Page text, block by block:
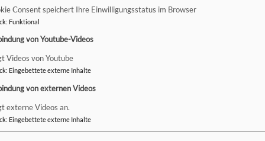
zum Nachdenken und Auftanken, Eltern oder Großeltern
und neugierige Erstbesucher sind gleichermaßen
zu dem alle eingeladen sind, eine Kleinigkeit zum Mitbring-
feiern wir übrigens gemeinsam mit der Nikolaus-KiTa
zu begrüßen und für ihren Dienst zu segnen. Leider
Madeline Haase verabschieden - auch ihr möchten wir in diesem
Consent speichert Ihre Einwilligungsstatus im Browser
: Funktional
von Youtube-Videos
Videos von Youtube
: Eingebettete externe Inhalte
von externen Videos
externe Videos an.
: Eingebettete externe Inhalte